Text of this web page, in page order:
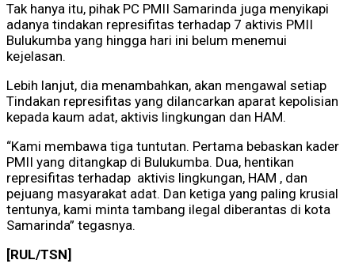
Tak hanya itu, pihak PC PMII Samarinda juga menyikapi
adanya tindakan represifitas terhadap 7 aktivis PMII
Bulukumba yang hingga hari ini belum menemui
kejelasan.
Lebih lanjut, dia menambahkan, akan mengawal setiap
Tindakan represifitas yang dilancarkan aparat kepolisian
kepada kaum adat, aktivis lingkungan dan HAM.
“Kami membawa tiga tuntutan. Pertama bebaskan kader
PMII yang ditangkap di Bulukumba. Dua, hentikan
represifitas terhadap aktivis lingkungan, HAM , dan
pejuang masyarakat adat. Dan ketiga yang paling krusial
tentunya, kami minta tambang ilegal diberantas di kota
Samarinda” tegasnya.
[RUL/TSN]